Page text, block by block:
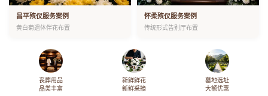
昌平殡仪服务案例
黄白菊遗体伴花布置
怀柔殡仪服务案例
传统形式告别厅布置
丧葬用品
品类丰富
新鲜鲜花
新鲜采摘
墓地选址
大额优惠